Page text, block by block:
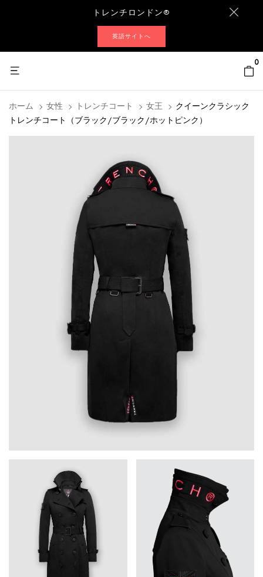
トレンチロンドン®
英語サイトへ
0
ホーム 女性 トレンチコート 女王
クイーンクラシック
トレンチコート（ブラック/ブラック/ホットピンク）